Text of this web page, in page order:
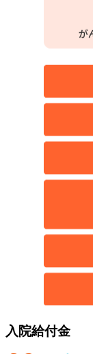
入院給付金